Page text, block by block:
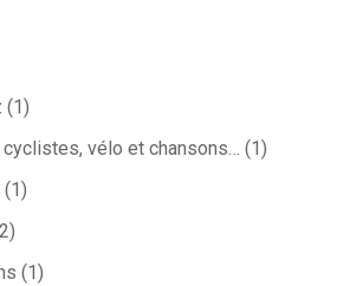
(1)
cyclistes, vélo et chansons… (1)
(1)
(1)